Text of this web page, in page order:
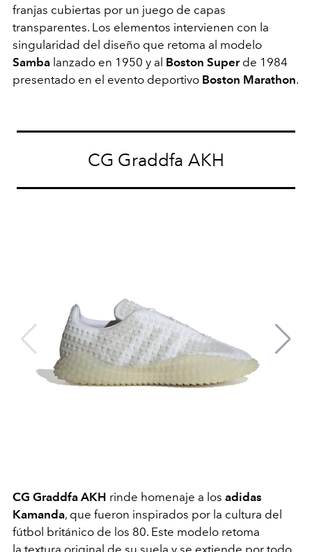
franjas cubiertas por un juego de capas
transparentes. Los elementos intervienen con la
singularidad del diseño que retoma al modelo
Samba lanzado en 1950 y al Boston Superde 1984
presentado en el evento deportivo Boston Marathon.
CG Graddfa AKH
CG Graddfa AKH rinde homenaje a los adidas
Kamanda, que fueron inspirados por la cultura del
fútbol británico de los 80. Este modelo retoma
la textura original de su suela y se extiende por todo